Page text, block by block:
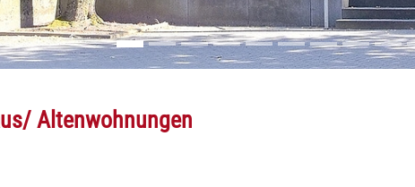
Oeding:
und Oeding:
Altenwohnungen